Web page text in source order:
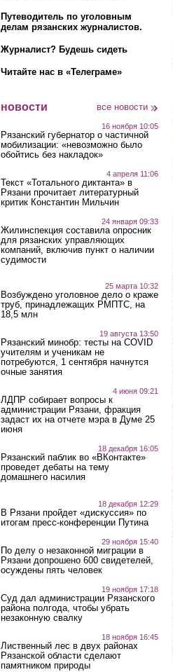
Путеводитель по уголовным
делам рязанских журналистов.
Журналист? Будешь сидеть
Читайте нас в «Телеграме»
новости все новости
16 ноября 10:05
Рязанский губернатор о частичной
мобилизации: «невозможно было
обойтись без накладок»
4 апреля 11:06
Текст «Тотального диктанта» в
Рязани прочитает литературный
критик Константин Мильчин
24 января 09:33
Жилинспекция составила опросник
для рязанских управляющих
компаний, включив пункт о наличии
судимости
25 марта 10:32
Возбуждено уголовное дело о краже
труб, принадлежащих РМПТС, на
18,5 млн
19 августа 13:50
Рязанский минобр: тесты на COVID
учителям и ученикам не
потребуются, 1 сентября начнутся
очные занятия
4 июня 09:21
ЛДПР собирает вопросы к
администрации Рязани, фракция
задаст их на отчете мэра в Думе 25
июня
18 декабря 16:05
Рязанский паблик во «ВКонтакте»
проведет дебаты на тему
домашнего насилия
18 декабря 12:29
В Рязани пройдет «дискуссия» по
итогам пресс-конференции Путина
29 ноября 15:40
По делу о незаконной миграции в
Рязани допрошено 600 свидетелей,
осуждены пять человек
19 ноября 17:18
Суд дал администрации Рязанского
района полгода, чтобы убрать
незаконную свалку
18 ноября 16:45
Лиственный лес в двух районах
Рязанской области сделают
памятником природы